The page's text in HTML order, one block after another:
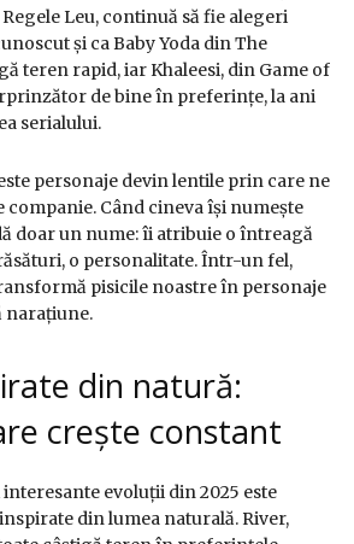
Leu, continuă să fie alegeri
și ca Baby Yoda din The
teren rapid, iar Khaleesi, din Game of
de bine în preferințe, la ani
serialului.
personaje devin lentile prin care ne
companie. Când cineva își numește
doar un nume: îi atribuie o întreagă
o personalitate. Într-un fel,
pisicile noastre în personaje
narațiune.
din natură:
crește constant
evoluții din 2025 este
din lumea naturală. River,